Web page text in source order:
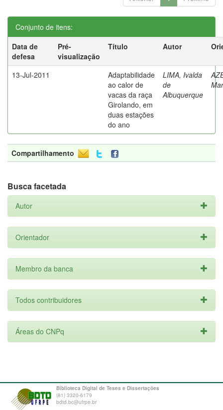
Conjunto de itens:
Data de
defesa
Pré-
visualização
Título Autor
13-Jul-2011
Adaptabilidade
ao calor de
vacas da raça
Girolando, em
duas estações
do ano
LIMA, Ivalda
de
Albuquerque
Compartilhamento
Busca facetada
Autor
Orientador
Membro da banca
Todos contribuidores
Áreas do CNPq
Biblioteca Digital de Teses e Dissertações
(81) 3320-6179
bdtd.bc@ufrpe.br